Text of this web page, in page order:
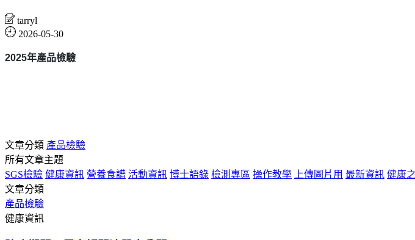
tarryl
2026-05-30
2025年產品檢驗
文章分類 產品檢驗
所有文章主題
SGS檢驗 健康資訊 營養食譜 活動資訊 博士語錄 檢測專區 操作教學 上傳圖片用 最新資訊 健康
文章分類
產品檢驗
健康資訊